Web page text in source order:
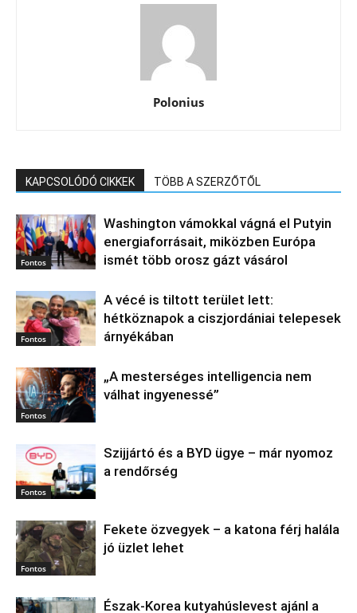
Polonius
KAPCSOLÓDÓ CIKKEK TÖBB A SZERZŐTŐL
Fontos
Washington vámokkal vágná el Putyin
energiaforrásait, miközben Európa
ismét több orosz gázt vásárol
Fontos
A vécé is tiltott terület lett:
hétköznapok a ciszjordániai telepesek
árnyékában
Fontos
„A mesterséges intelligencia nem
válhat ingyenessé”
Fontos
Szijjártó és a BYD ügye – már nyomoz
a rendőrség
Fontos
Fekete özvegyek – a katona férj halála
jó üzlet lehet
Észak‑Korea kutyahúslevest ajánl a